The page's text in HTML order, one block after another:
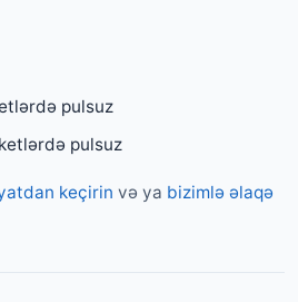
pulsuz
pulsuz
keçirin və ya bizimlə əlaqə